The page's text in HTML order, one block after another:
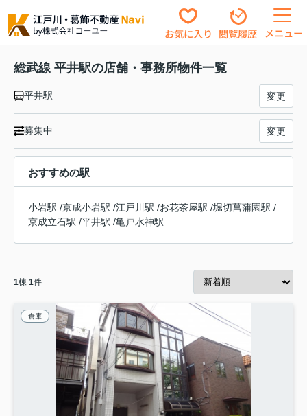
お気に入り 閲覧履歴 メニュー
総武線 平井駅の店舗・事務所物件一覧
平井駅 変更
募集中 変更
おすすめの駅
小岩駅 /京成小岩駅 /江戸川駅 /お花茶屋駅 /堀切菖蒲園駅 /
京成立石駅 /平井駅 /亀戸水神駅
1棟 1件
倉庫